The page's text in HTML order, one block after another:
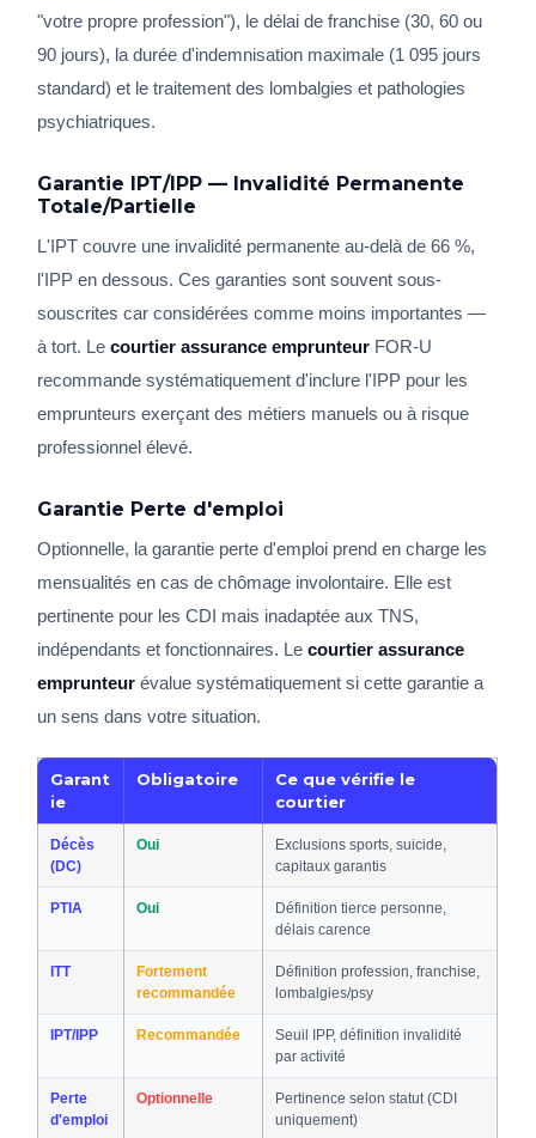
"votre propre profession"), le délai de franchise (30, 60 ou
90 jours), la durée d'indemnisation maximale (1 095 jours
standard) et le traitement des lombalgies et pathologies
psychiatriques.
Garantie IPT/IPP — Invalidité Permanente
Totale/Partielle
L'IPT couvre une invalidité permanente au-delà de 66 %,
l'IPP en dessous. Ces garanties sont souvent sous-
souscrites car considérées comme moins importantes —
à tort. Lecourtier assurance emprunteur FOR-U
recommande systématiquement d'inclure l'IPP pour les
emprunteurs exerçant des métiers manuels ou à risque
professionnel élevé.
Garantie Perte d'emploi
Optionnelle, la garantie perte d'emploi prend en charge les
mensualités en cas de chômage involontaire. Elle est
pertinente pour les CDI mais inadaptée aux TNS,
indépendants et fonctionnaires. Lecourtier assurance
emprunteur évalue systématiquement si cette garantie a
un sens dans votre situation.
Garant
ie
Obligatoire
Ce que vérifie le
courtier
Décès
(DC)
Oui
Exclusions sports, suicide,
capitaux garantis
PTIA Oui
Définition tierce personne,
délais carence
ITT
Fortement
recommandée
Définition profession, franchise,
lombalgies/psy
IPT/IPP Recommandée
Seuil IPP, définition invalidité
par activité
Perte
d'emploi
Optionnelle
Pertinence selon statut (CDI
uniquement)